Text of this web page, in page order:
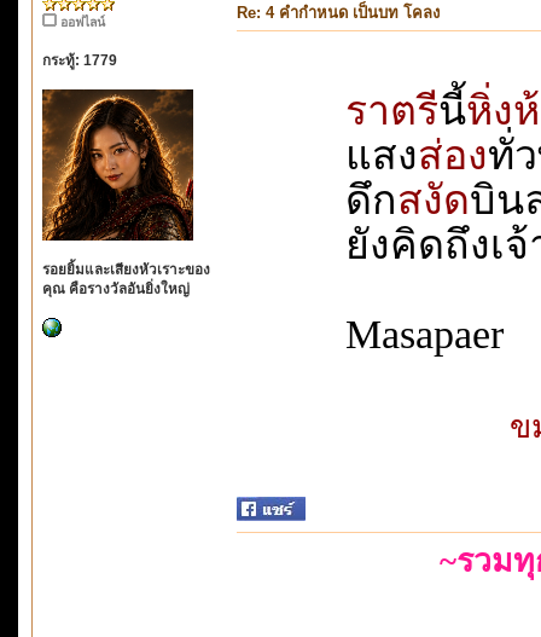
ออฟไลน์
กระทู้: 1779
รอยยิ้มและเสียงหัวเราะของ
คุณ คือรางวัลอันยิ่งใหญ่
Re: 4 คำกำหนด เป็นบท โคลง
ราตรีนี้หิ่ง
แสงส่องทั่
ดึกสงัดบิน
ยังคิดถึงเ
Masapaer
ข
~รวม